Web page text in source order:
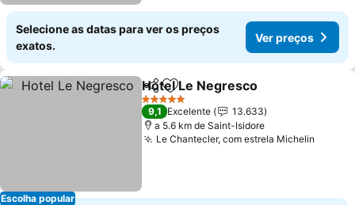
Selecione as datas para ver os preços
exatos.
Ver preços
Escolha popular
PartilharAdicionar aos favoritos
Hotel Le Negresco
5 Estrelas
9,1 Excelente
13.633
a 5.6 km de Saint-Isidore
Le Chantecler, com estrela Michelin